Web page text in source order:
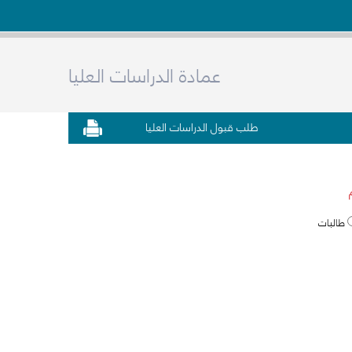
عمادة الدراسات العليا
طلب قبول الدراسات العليا
طالبات